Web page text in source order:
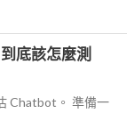
底該怎麼測
Chatbot。 準備一